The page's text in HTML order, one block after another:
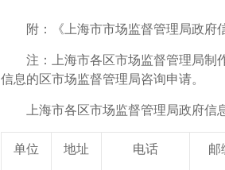
附：《上海市市场监督管理局政府
注：上海市各区市场监督管理局制作
信息的区市场监督管理局咨询申请。
上海市各区市场监督管理局政府信
单位 地址 电话 邮